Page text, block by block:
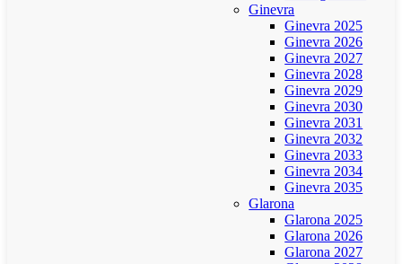
Ginevra
Ginevra 2025
Ginevra 2026
Ginevra 2027
Ginevra 2028
Ginevra 2029
Ginevra 2030
Ginevra 2031
Ginevra 2032
Ginevra 2033
Ginevra 2034
Ginevra 2035
Glarona
Glarona 2025
Glarona 2026
Glarona 2027